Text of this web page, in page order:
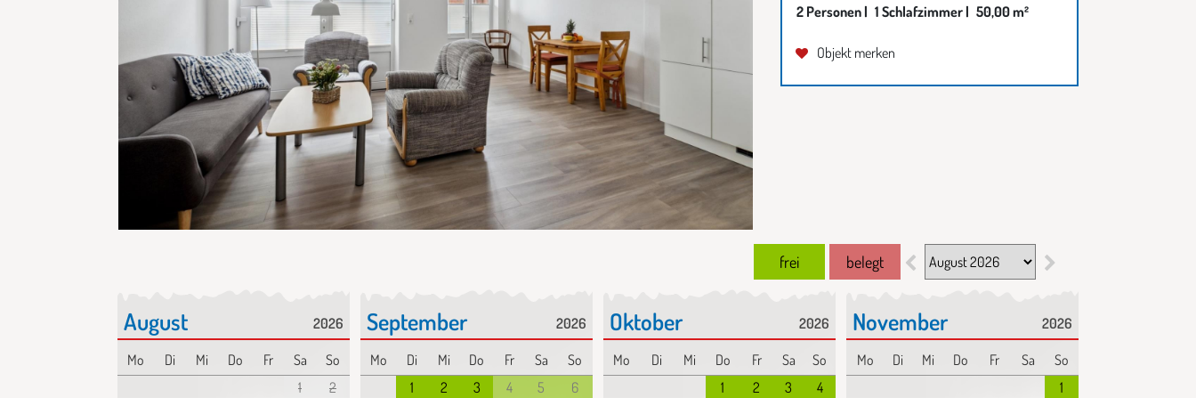
2 Personen | 1 Schlafzimmer | 50,00 m²
Objekt merken
frei belegt Monats auswahl
August 2026
Mo Di Mi Do Fr Sa
So
1
2
September 2026
Mo Di Mi Do Fr Sa
So
1
2 3 4 5
6
Oktober 2026
Mo Di Mi Do Fr Sa
So
1
2 3
4
November 2026
Mo Di Mi Do Fr Sa
So
1